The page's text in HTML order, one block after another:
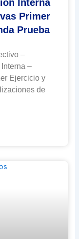
Interna
Primer
Prueba
–
–
Ejercicio y
de